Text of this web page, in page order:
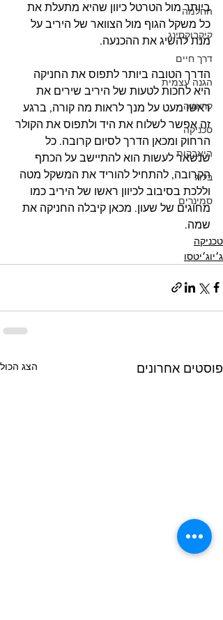
החלמה
קיקבוקסינג
דרך חיים
הגנה עצמית
קראטה
טכניקה
היאבקות
בלוג
סמינרים
ביותר מול הטרטל כיוון שהיא מתעלת את
כל משקל הגוף מול הצוואר של היריב על
מנת להשיג את ההכנעה.
הדרך הטובה ביותר לתפוס את החניקה
היא לחכות לטעות של היריב שירים את
ראשו מעט על מנך לראות מה קורה, ברגע
זה אפשר לשלוח את היד ולתפוס את הקולר
הרחוק ומכאן הדרך לסיום קרובה. כל
שנשאר לעשות הוא להתיישב על הכתף
הקרובה, להתחיל להוריד את המשקל מטה
וללכת בסיבוב לכיוון ראשו של היריב כמו
מחוגים של שעון. מכאן קיבלה החניקה את
שמה.
טכניקה
ג׳יוג׳יטסו
פוסטים אחרונים הצג הכול